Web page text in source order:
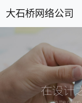
大石桥网络公司